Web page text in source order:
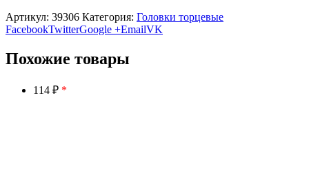
Артикул: 39306 Категория: Головки торцевые
FacebookTwitterGoogle +EmailVK
Похожие товары
114 ₽ *